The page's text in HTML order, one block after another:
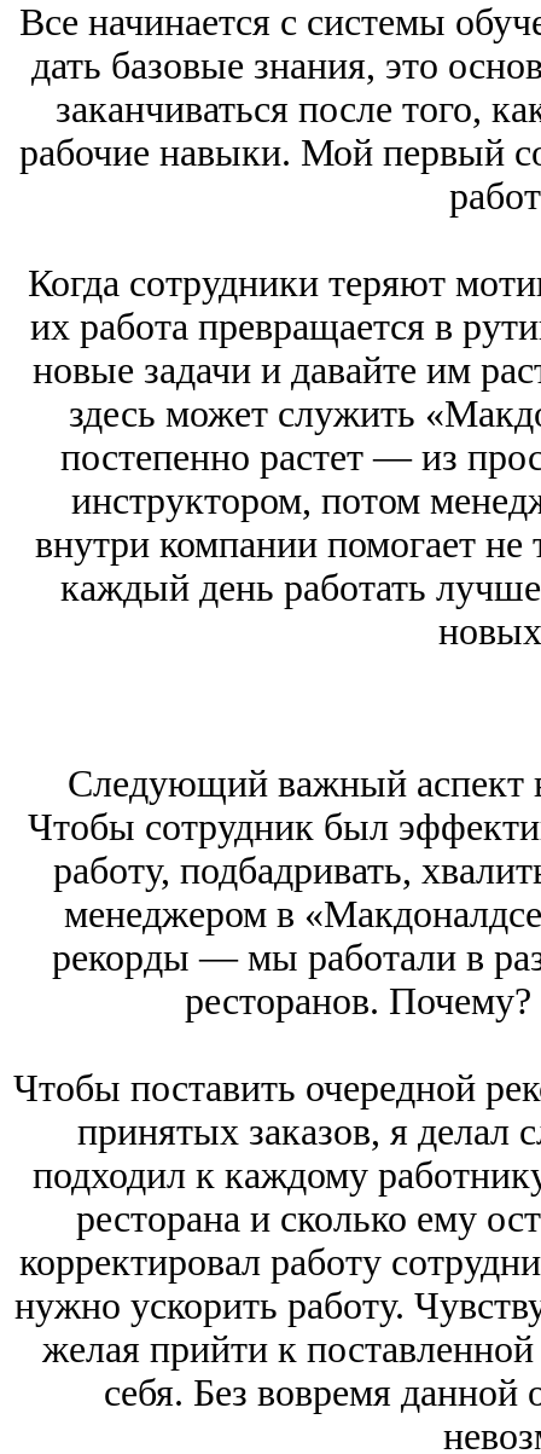
Все начинается с системы
дать базовые знания, это
заканчиваться после того,
рабочие навыки. Мой первый
Когда сотрудники теряют
их работа превращается в
новые задачи и давайте им
здесь может служить
постепенно растет — из
инструктором, потом
внутри компании помогает
каждый день работать
Следующий важный аспект
Чтобы сотрудник был
работу, подбадривать,
менеджером в
рекорды — мы работали в
ресторанов.
Чтобы поставить очередной
принятых заказов, я
подходил к каждому
ресторана и сколько ему
корректировал работу
нужно ускорить работу.
желая прийти к
себя. Без вовремя